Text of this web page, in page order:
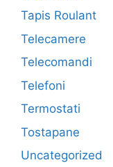
Tapis Roulant
Telecamere
Telecomandi
Telefoni
Termostati
Tostapane
Uncategorized